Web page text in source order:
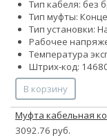
Тип кабеля: без
Тип муфты:
Тип установки:
Рабочее
Температура
Штрих-код:
В корзину
Муфта кабельная
3092.76 руб.